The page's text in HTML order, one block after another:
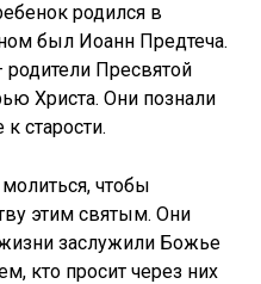
родился в
был Иоанн Предтеча.
Пресвятой
Христа. Они познали
старости.
чтобы
этим святым. Они
заслужили Божье
кто просит через них